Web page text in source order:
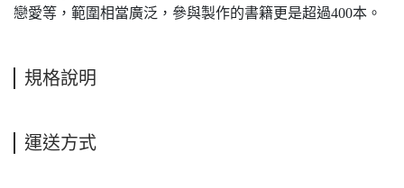
戀愛等，範圍相當廣泛，參與製作的書籍更是超過400本。
規格說明
運送方式